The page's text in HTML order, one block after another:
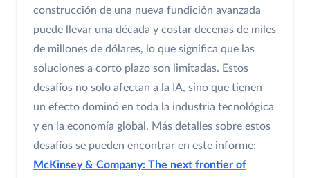
construcción de una nueva fundición avanzada
puede llevar una década y costar decenas de miles
de millones de dólares, lo que significa que las
soluciones a corto plazo son limitadas. Estos
desafíos no solo afectan a la IA, sino que tienen
un efecto dominó en toda la industria tecnológica
y en la economía global. Más detalles sobre estos
desafíos se pueden encontrar en este informe:
McKinsey & Company: The next frontier of